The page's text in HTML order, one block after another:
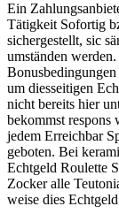
Ein
Tätigkeit Sofortig
sichergestellt, sic
umständen
Bonusbedingungen
um diesseitigen
nicht bereits hier
bekommst respons
jedem Erreichbar
geboten. Bei
Echtgeld Roulette
Zocker alle
weise dies